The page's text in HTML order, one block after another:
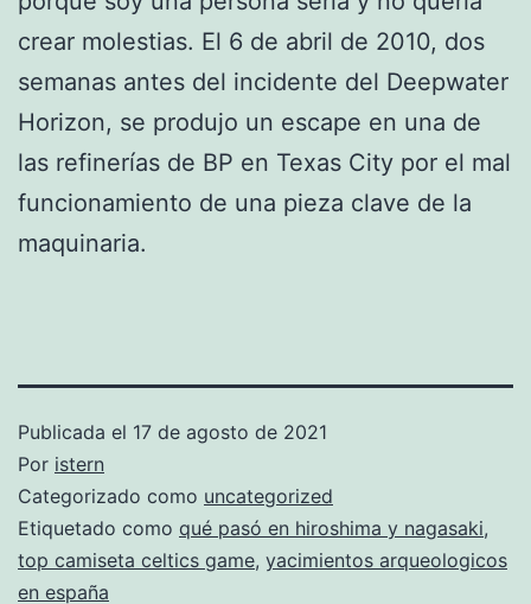
crear molestias. El 6 de abril de 2010, dos
semanas antes del incidente del Deepwater
Horizon, se produjo un escape en una de
las refinerías de BP en Texas City por el mal
funcionamiento de una pieza clave de la
maquinaria.
Publicada el 17 de agosto de 2021
Por istern
Categorizado como uncategorized
Etiquetado como qué pasó en hiroshima y nagasaki,
top camiseta celtics game, yacimientos arqueologicos
en españa